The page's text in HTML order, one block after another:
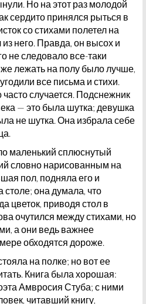
Но на этот раз молодой
сердито принялся рыться в
со стихами полетел на
него. Правда, он высох и
не следовало все-таки
лежать на полу было лучше,
все письма и стихи.
часто случается. Подснежник
— это была шутка; девушка
не шутка. Она избрала себе
маленький сплюснутый
словно нарисованным на
пол, подняла его и
столе; она думала, что
цветок, приводя стол в
очутился между стихами, но
а они ведь важнее
обходятся дороже.
на полке; но вот ее
Книга была хорошая:
Амвросия Стуба; с ними
читавший книгу,